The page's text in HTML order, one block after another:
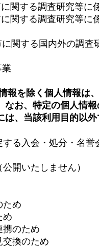
関する調査研究等に
関する調査研究等に
に関する国内外の調
業
報を除く個人情報は
なお、特定の個人情
は、当該利用目的以
する入会・処分・名
開いたしません）
ため
め
携のため
交換のため